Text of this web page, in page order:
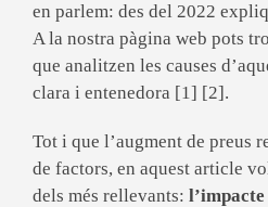
en parlem: des del 2022
A la nostra pàgina web pots
que analitzen les causes
clara i entenedora [1] [2].
Tot i que l’augment de preus
de factors, en aquest article
dels més rellevants: